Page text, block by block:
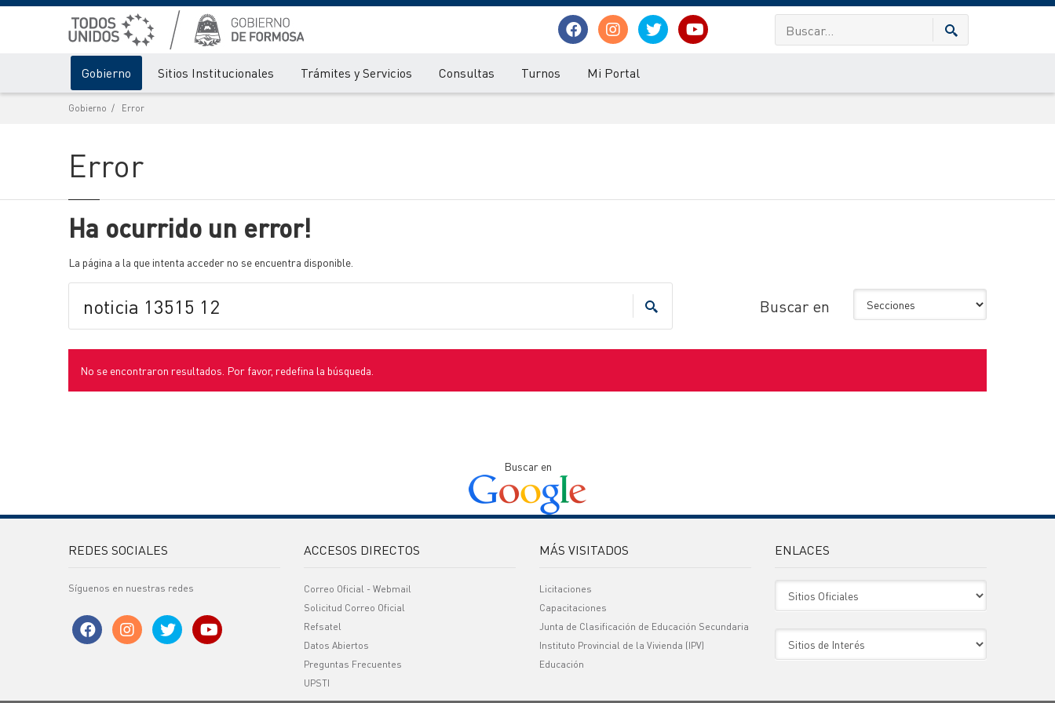
Gobierno Sitios Institucionales Trámites y Servicios Consultas Turnos Mi Portal
Gobierno Error
Error
Ha ocurrido un error!
La página a la que intenta acceder no se encuentra disponible.
Buscar en
No se encontraron resultados. Por favor, redefina la búsqueda.
Buscar en
REDES SOCIALES
Síguenos en nuestras redes
ACCESOS DIRECTOS
Correo Oficial - Webmail
Solicitud Correo Oficial
Refsatel
Datos Abiertos
Preguntas Frecuentes
UPSTI
MÁS VISITADOS
Licitaciones
Capacitaciones
Junta de Clasificación de Educación Secundaria
Instituto Provincial de la Vivienda (IPV)
Educación
ENLACES